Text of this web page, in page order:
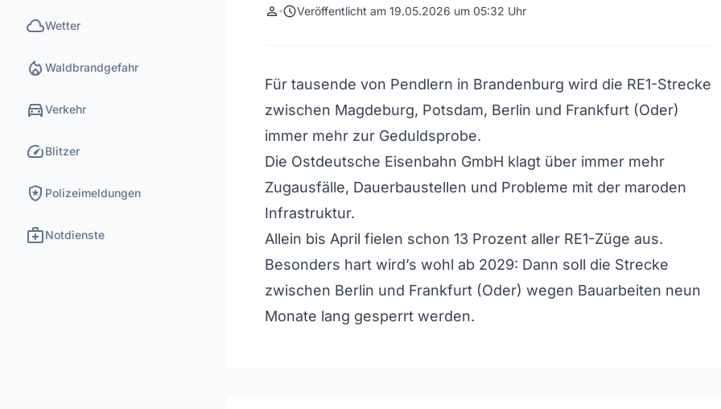
cloudWetter
local_fire_department Waldbrandgefahr
directions_carVerkehr
speedBlitzer
local_police Polizeimeldungen
medical_servicesNotdienste
person scheduleVeröffentlicht am 19.05.2026 um 05:32 Uhr
Für tausende von Pendlern in Brandenburg wird die RE1-Strecke
zwischen Magdeburg, Potsdam, Berlin und Frankfurt (Oder)
immer mehr zur Geduldsprobe.
Die Ostdeutsche Eisenbahn GmbH klagt über immer mehr
Zugausfälle, Dauerbaustellen und Probleme mit der maroden
Infrastruktur.
Allein bis April fielen schon 13 Prozent aller RE1-Züge aus.
Besonders hart wird’s wohl ab 2029: Dann soll die Strecke
zwischen Berlin und Frankfurt (Oder) wegen Bauarbeiten neun
Monate lang gesperrt werden.